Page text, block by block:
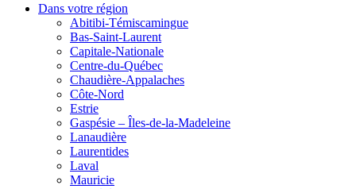
Dans votre région
Abitibi-Témiscamingue
Bas-Saint-Laurent
Capitale-Nationale
Centre-du-Québec
Chaudière-Appalaches
Côte-Nord
Estrie
Gaspésie – Îles-de-la-Madeleine
Lanaudière
Laurentides
Laval
Mauricie